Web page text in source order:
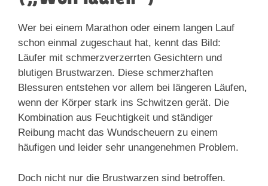
Wer bei einem Marathon oder einem langen Lauf
schon einmal zugeschaut hat, kennt das Bild:
Läufer mit schmerzverzerrten Gesichtern und
blutigen Brustwarzen. Diese schmerzhaften
Blessuren entstehen vor allem bei längeren Läufen,
wenn der Körper stark ins Schwitzen gerät. Die
Kombination aus Feuchtigkeit und ständiger
Reibung macht das Wundscheuern zu einem
häufigen und leider sehr unangenehmen Problem.
Doch nicht nur die Brustwarzen sind betroffen.